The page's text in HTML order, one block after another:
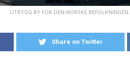
UTRYGG BY FOR DEN NORSKE
Share on Twitter